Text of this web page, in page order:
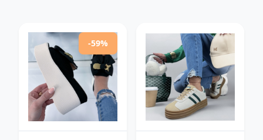
-59%